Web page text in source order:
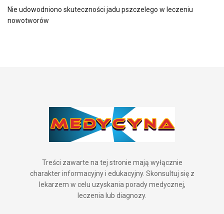
Nie udowodniono skuteczności jadu pszczelego w leczeniu
nowotworów
Treści zawarte na tej stronie mają wyłącznie
charakter informacyjny i edukacyjny. Skonsultuj się z
lekarzem w celu uzyskania porady medycznej,
leczenia lub diagnozy.